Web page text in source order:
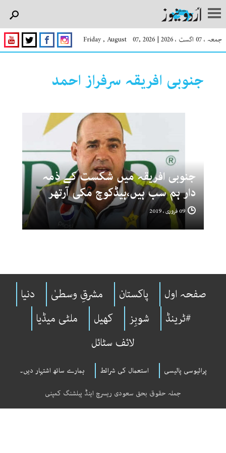
جمعہ ، 07 اگست ، 2026 |
Friday , August 07, 2026
جنوبی افریقہ سرفراز احمد
جنوبی افریقہ میں شکست کے ذمہ
دار ہم سب ہیں،ہیڈکوچ مکی آرتھر
صفحہ اول پاکستان مشرقِ وسطیٰ
دنیا
#ٹرینڈ
شوبِز کھیل
ملٹی میڈیا
لائف سٹائل
پرائیوسی پالیسی استعمال کی شرائط ہمارے ساتھ اشتہار دیں۔
جملہ حقوق بحق سعودی ریسرچ اینڈ پبلشنگ کمپنی